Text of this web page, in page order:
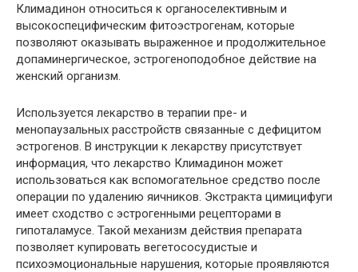
Климадинон относиться к органоселективным и
высокоспецифическим фитоэстрогенам, которые
позволяют оказывать выраженное и продолжительное
допаминергическое, эстрогеноподобное действие на
женский организм.
Используется лекарство в терапии пре- и
менопаузальных расстройств связанные с дефицитом
эстрогенов. В инструкции к лекарству присутствует
информация, что лекарство Климадинон может
использоваться как вспомогательное средство после
операции по удалению яичников. Экстракта цимицифуги
имеет сходство с эстрогенными рецепторами в
гипоталамусе. Такой механизм действия препарата
позволяет купировать вегетососудистые и
психоэмоциональные нарушения, которые проявляются